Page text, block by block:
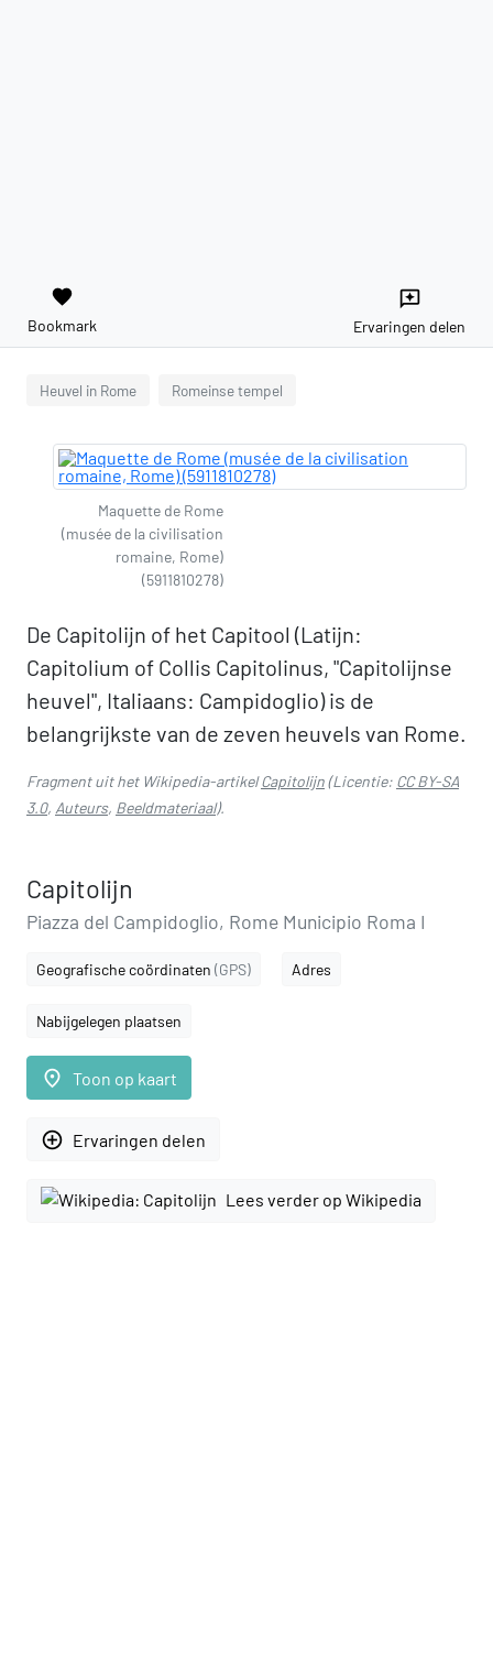
favorite
Bookmark
reviews
Ervaringen delen
Heuvel in Rome Romeinse tempel
Maquette de Rome
(musée de la civilisation
romaine, Rome)
(5911810278)
De Capitolijn of het Capitool (Latijn:
Capitolium of Collis Capitolinus, "Capitolijnse
heuvel", Italiaans: Campidoglio) is de
belangrijkste van de zeven heuvels van Rome.
Fragment uit het Wikipedia-artikelCapitolijn(Licentie: CC BY-SA
3.0, Auteurs, Beeldmateriaal).
Capitolijn
Piazza del Campidoglio, Rome Municipio Roma I
Geografische coördinaten (GPS) Adres
Nabijgelegen plaatsen
place Toon op kaart
add_circle_outline Ervaringen delen
Lees verder op Wikipedia